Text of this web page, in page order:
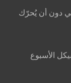
دون أن يُحرّك
الأسبوع